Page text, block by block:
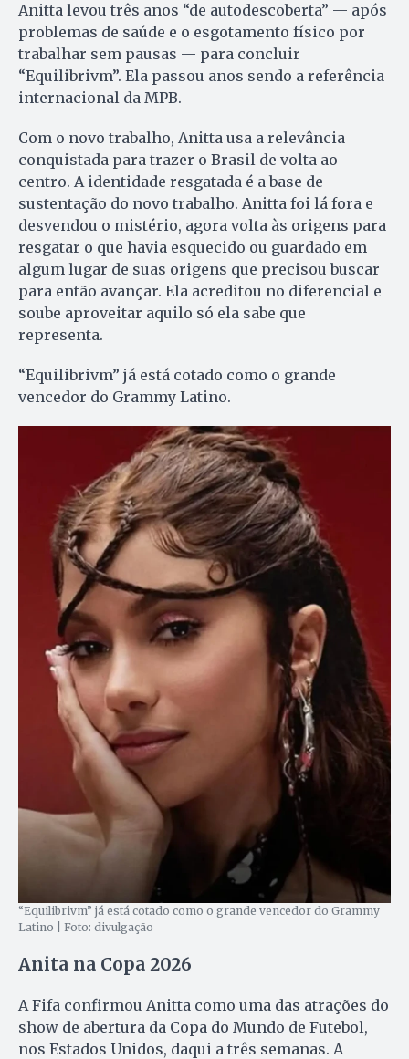
Anitta levou três anos “de autodescoberta” — após
problemas de saúde e o esgotamento físico por
trabalhar sem pausas — para concluir
“Equilibrivm”. Ela passou anos sendo a referência
internacional da MPB.
Com o novo trabalho, Anitta usa a relevância
conquistada para trazer o Brasil de volta ao
centro. A identidade resgatada é a base de
sustentação do novo trabalho. Anitta foi lá fora e
desvendou o mistério, agora volta às origens para
resgatar o que havia esquecido ou guardado em
algum lugar de suas origens que precisou buscar
para então avançar. Ela acreditou no diferencial e
soube aproveitar aquilo só ela sabe que
representa.
“Equilibrivm” já está cotado como o grande
vencedor do Grammy Latino.
“Equilibrivm” já está cotado como o grande vencedor do Grammy
Latino | Foto: divulgação
Anita na Copa 2026
A Fifa confirmou Anitta como uma das atrações do
show de abertura da Copa do Mundo de Futebol,
nos Estados Unidos, daqui a três semanas. A